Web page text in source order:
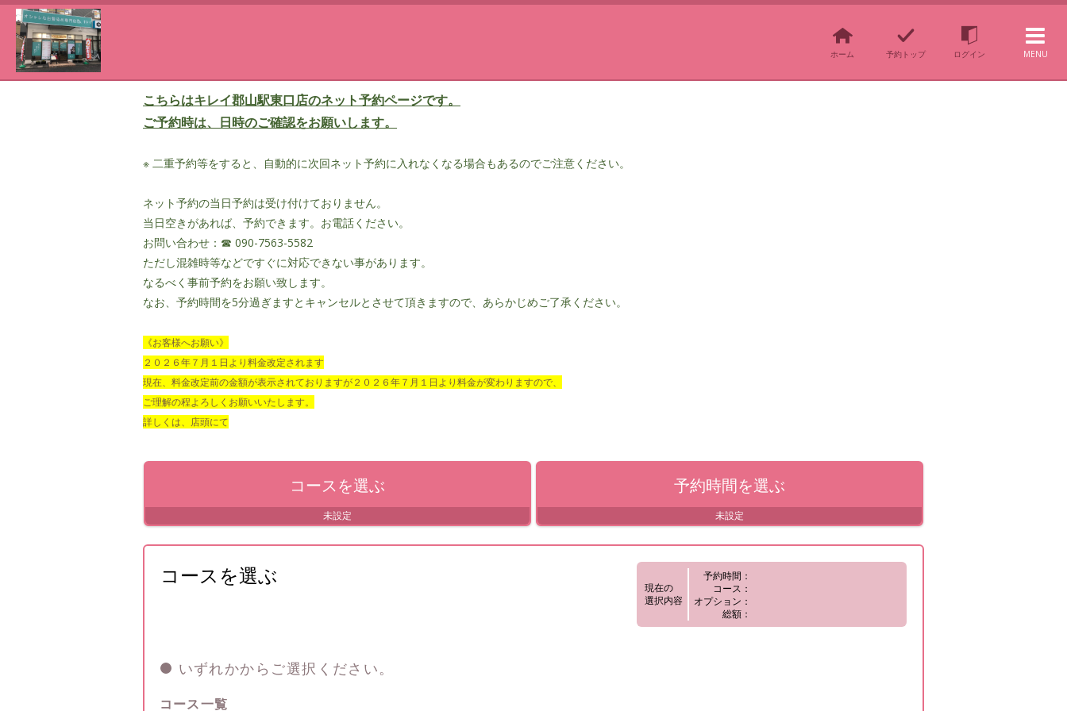
ホーム 予約トップ ログイン MENU
こちらはキレイ郡山駅東口店のネット予約ページです。
ご予約時は、日時のご確認をお願いします。
※ 二重予約等をすると、自動的に次回ネット予約に入れなくなる場合もあるのでご注意ください。
ネット予約の当日予約は受け付けておりません。
当日空きがあれば、予約できます。お電話ください。
お問い合わせ：☎ 090-7563-5582
ただし混雑時等などですぐに対応できない事があります。
なるべく事前予約をお願い致します。
なお、予約時間を5分過ぎますとキャンセルとさせて頂きますので、あらかじめご了承ください。
《お客様へお願い》
２０２６年７月１日より料金改定されます
現在、料金改定前の金額が表示されておりますが２０２６年７月１日より料金が変わりますので、
ご理解の程よろしくお願いいたします。
詳しくは、店頭にて
コースを選ぶ
未設定
予約時間を選ぶ
未設定
コースを選ぶ
現在の
選択内容
予約時間：
コース：
オプション：
総額：
いずれかからご選択ください。
コース一覧